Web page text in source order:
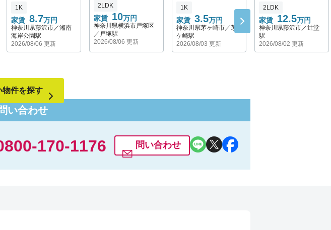
しております。
どの歴史的遺産や海、山などの豊かな自然環境に
恵まれ、季節や日本文化を感じることができる街
また、鎌倉駅はJR横須賀線・湘南新宿ライン（宇
都宮～逗子）・江ノ島電鉄の３路線が利用でき、
家賃 8.7万円
1K
神奈川県藤沢市／湘南
海岸公園駅
2026/08/06 更新
家賃 10万円
2LDK
神奈川県横浜市戸塚区
／戸塚駅
2026/08/06 更新
家賃 3.5万円
1K
神奈川県茅ヶ崎市／茅
ケ崎駅
2026/08/03 更新
家賃 12.5万円
2LDK
神奈川県藤沢市／辻堂
駅
2026/08/02 更新
物件を探す
い合わせ
170-1176 問い合わせ